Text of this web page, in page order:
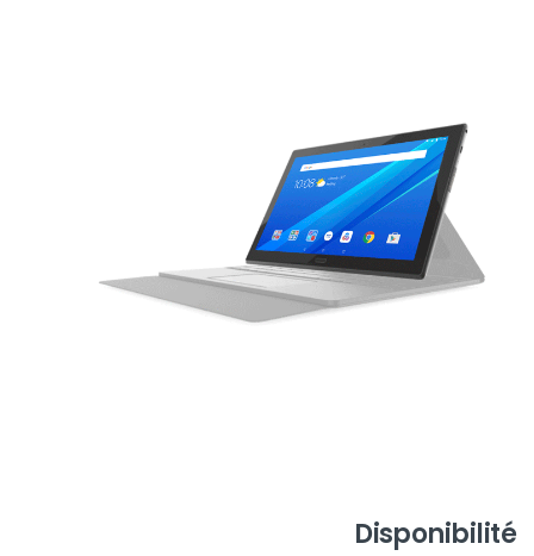
Disponibilité